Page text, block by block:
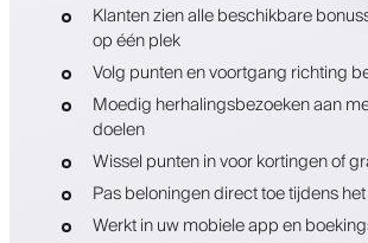
Klanten zien alle beschikbare
op één plek
Volg punten en voortgang richting
Moedig herhalingsbezoeken aan
doelen
Wissel punten in voor kortingen of
Pas beloningen direct toe tijdens
Werkt in uw mobiele app en